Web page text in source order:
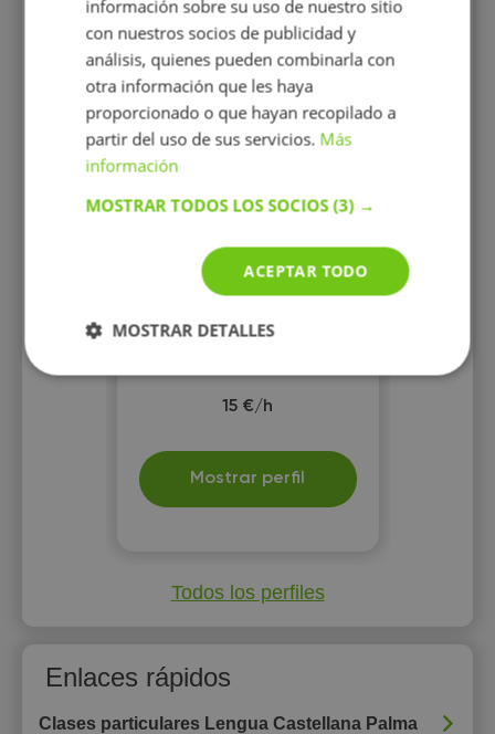
Castellano para nativos y
Sociales
15 €/h
Mostrar perfil
Todos los perfiles
Enlaces rápidos
Clases particulares Lengua Castellana Palma
información sobre su uso de nuestro sitio
con nuestros socios de publicidad y
análisis, quienes pueden combinarla con
otra información que les haya
proporcionado o que hayan recopilado a
partir del uso de sus servicios. Más
información
MOSTRAR TODOS LOS SOCIOS(3) →
ACEPTAR TODO
MOSTRAR DETALLES